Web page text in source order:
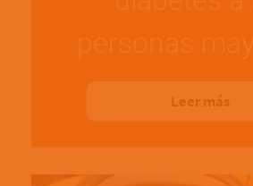
personas
Leer más